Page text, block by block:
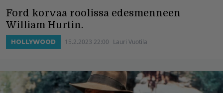
Ford korvaa roolissa edesmenneen
William Hurtin.
HOLLYWOOD 15.2.2023 22:00 Lauri Vuotila